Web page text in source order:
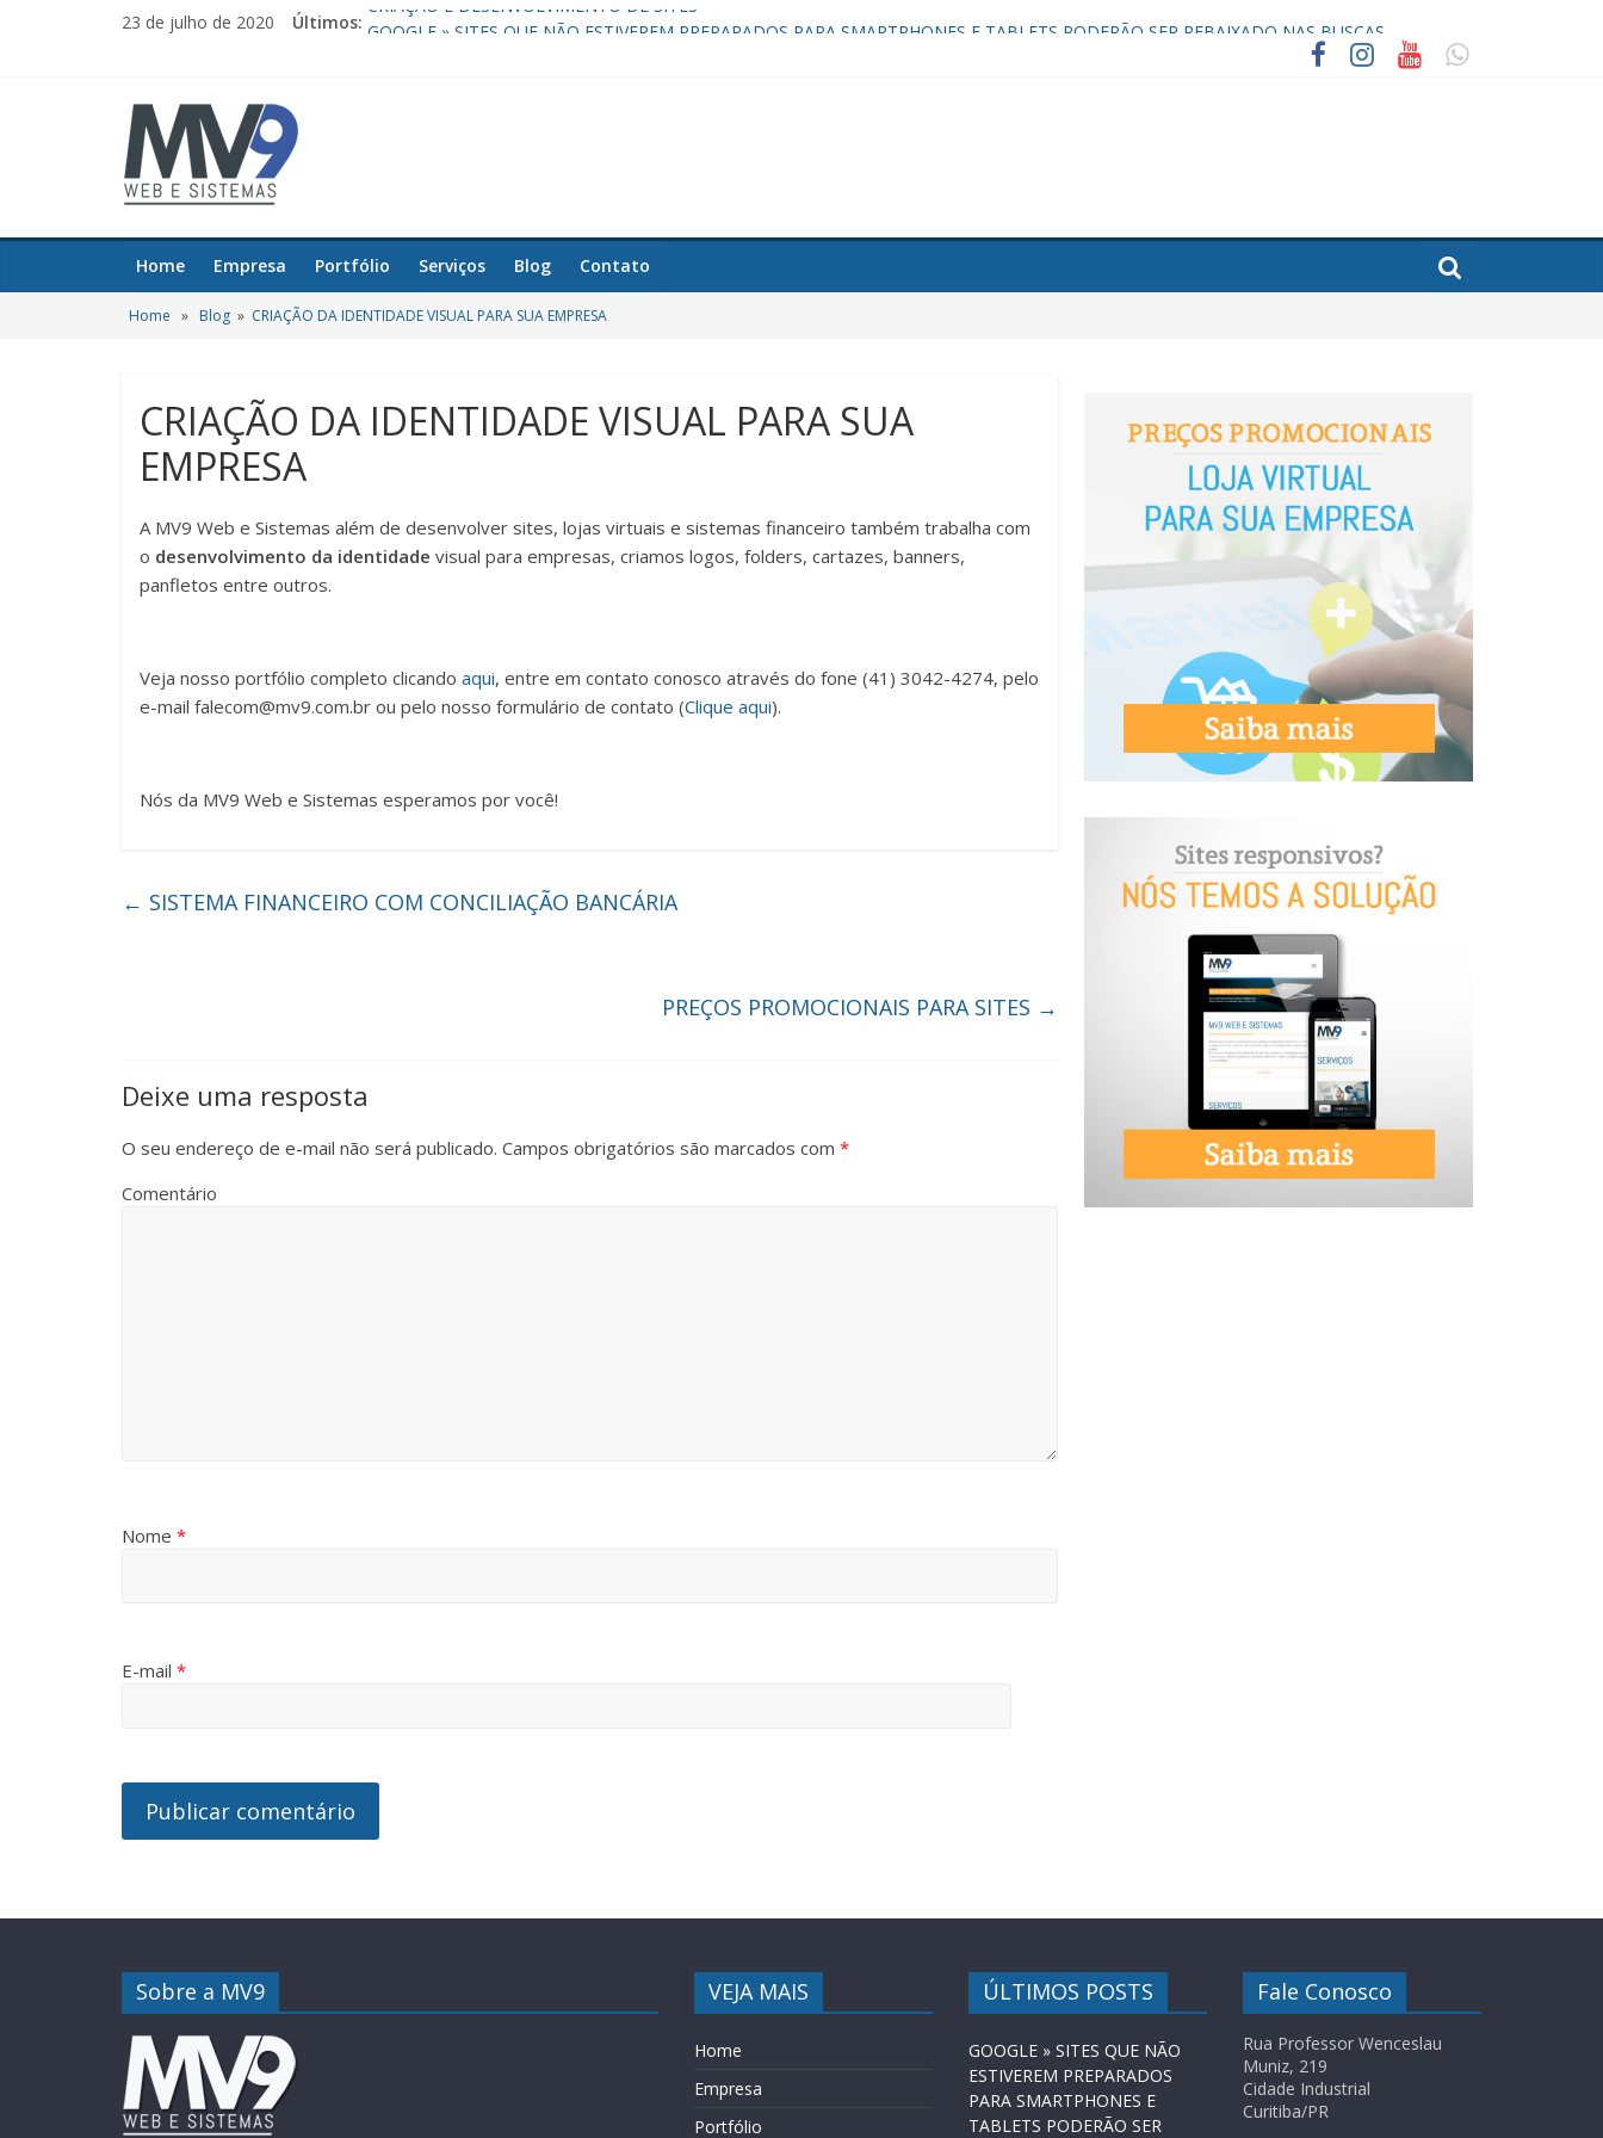
23 de julho de 2020 Últimos: CRIAÇÃO E DESENVOLVIMENTO DE SITES
GOOGLE » SITES QUE NÃO ESTIVEREM PREPARADOS PARA SMARTPHONES E TABLETS PODERÃO SER REBAIXADO NAS BUSCAS
Home Empresa Portfólio Serviços Blog Contato
Home » Blog » CRIAÇÃO DA IDENTIDADE VISUAL PARA SUA EMPRESA
CRIAÇÃO DA IDENTIDADE VISUAL PARA SUA
EMPRESA
A MV9 Web e Sistemas além de desenvolver sites, lojas virtuais e sistemas financeiro também trabalha com
o desenvolvimento da identidade visual para empresas, criamos logos, folders, cartazes, banners,
panfletos entre outros.
Veja nosso portfólio completo clicando aqui, entre em contato conosco através do fone (41) 3042-4274, pelo
e-mail falecom@mv9.com.br ou pelo nosso formulário de contato (Clique aqui).
Nós da MV9 Web e Sistemas esperamos por você!
← SISTEMA FINANCEIRO COM CONCILIAÇÃO BANCÁRIA
PREÇOS PROMOCIONAIS PARA SITES →
Deixe uma resposta
O seu endereço de e-mail não será publicado. Campos obrigatórios são marcados com *
Comentário
Nome *
E-mail *
Sobre a MV9 VEJA MAIS
Home
Empresa
Portfólio
ÚLTIMOS POSTS
GOOGLE » SITES QUE NÃO
ESTIVEREM PREPARADOS
PARA SMARTPHONES E
TABLETS PODERÃO SER
Fale Conosco
Rua Professor Wenceslau
Muniz, 219
Cidade Industrial
Curitiba/PR